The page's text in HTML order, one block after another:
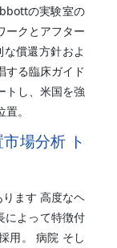
の実験室の
ークとアフター
償還方針およ
する臨床ガイド
トし、米国を強
。
場分析 ト
ります 高度なヘ
によって特徴付
用。 病院 そし